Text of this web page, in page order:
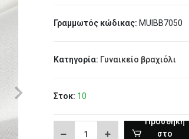
Γραμμωτός κώδικας: MUIBB7050
Κατηγορία: Γυναικείο βραχιόλι
Στοκ: 10
Προσθήκη
στο